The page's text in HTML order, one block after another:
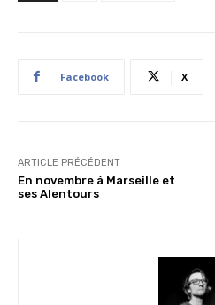
Facebook X
ARTICLE PRÉCÉDENT
En novembre à Marseille et
ses Alentours